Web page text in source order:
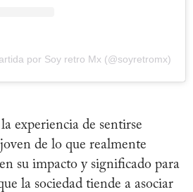
por Soy retro Mx (@soyretromx)
experiencia de sentirse
de lo que realmente
su impacto y significado para
la sociedad tiende a asociar